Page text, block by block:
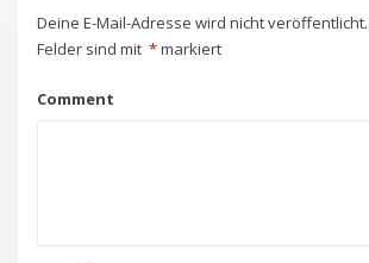
Deine E-Mail-Adresse wird nicht veröffentlicht.
Felder sind mit *markiert
Comment